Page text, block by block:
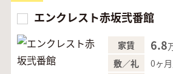
エンクレスト赤坂弐番館
家賃 6.8
敷／礼
0ヶ